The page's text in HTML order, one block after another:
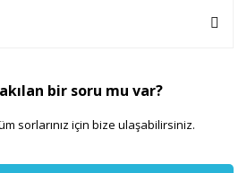
bir soru mu var?
sorlarınız için bize ulaşabilirsiniz.